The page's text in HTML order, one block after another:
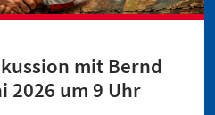
mit Bernd
2026 um 9 Uhr